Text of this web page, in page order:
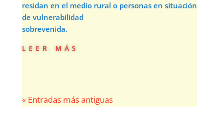
residan en el medio rural o personas en situación
de vulnerabilidad
sobrevenida.
leer más
« Entradas más antiguas